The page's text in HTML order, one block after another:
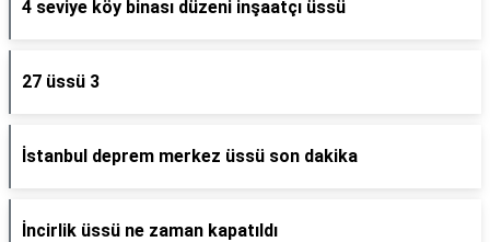
4 seviye köy binası düzeni inşaatçı üssü
27 üssü 3
İstanbul deprem merkez üssü son dakika
İncirlik üssü ne zaman kapatıldı